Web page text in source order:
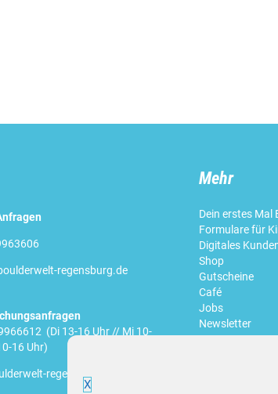
X
regensburg.de
(Di 13-16 Uhr // Mi 10-
16 Uhr)
regensburg.de
Mehr
Dein erstes Mal
Formulare für
Digitales
Shop
Gutscheine
Café
Jobs
Newsletter